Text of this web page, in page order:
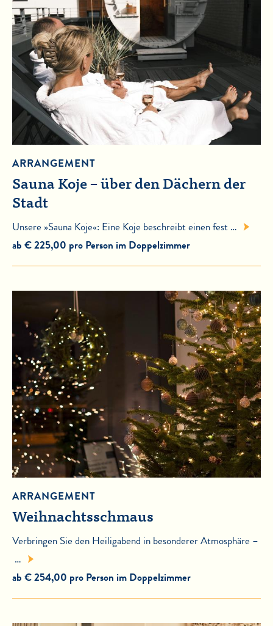
ARRANGEMENT
Sauna Koje – über den Dächern der
Stadt
Unsere »Sauna Koje«: Eine Koje beschreibt einen fest …
ab € 225,00 pro Person im Doppelzimmer
ARRANGEMENT
Weihnachtsschmaus
Verbringen Sie den Heiligabend in besonderer Atmosphäre –
…
ab € 254,00 pro Person im Doppelzimmer